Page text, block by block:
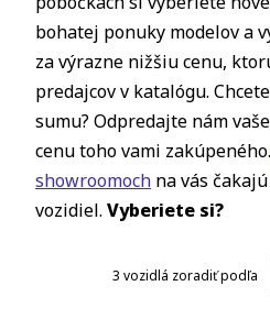
bohatej ponuky modelov a
za výrazne nižšiu cenu,
predajcov v katalógu.
sumu? Odpredajte nám
cenu toho vami zakúpeného.
showroomoch na vás
vozidiel. Vyberiete si?
3 vozidlá zoradiť podľa